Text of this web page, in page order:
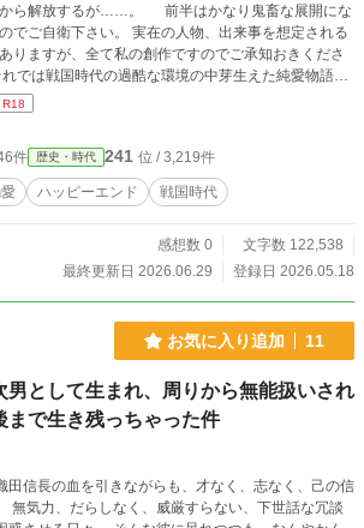
ら解放するが……。 前半はかなり鬼畜な展開にな
でご自衛下さい。 実在の人物、出来事を想定される
りますが、全て私の創作ですのでご承知おきくださ
れでは戦国時代の過酷な環境の中芽生えた純愛物語。
の行方をお楽しみください。
R18
件 歴史・時代 241 位 / 3,219件
ハッピーエンド 戦国時代
感想数 0
文字数 122,538
最終更新日 2026.06.29
登録日 2026.05.18
お気に入り追加 11
男として生まれ、周りから無能扱いされ
まで生き残っちゃった件
田信長の血を引きながらも、才なく、志なく、己の信
無気力、だらしなく、威厳すらない、下世話な冗談